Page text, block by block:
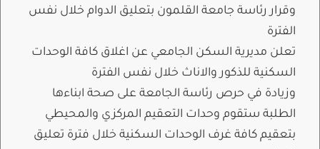
وقرار رئاسة جامعة القلمون بتعليق الدوام خلال نفس
الفترة
تعلن مديرية السكن الجامعي عن اغلاق كافة الوحدات
السكنية للذكور والاناث خلال نفس الفترة
وزيادة في حرص رئاسة الجامعة على صحة ابناءها
الطلبة ستقوم وحدات التعقيم المركزي والمحيطي
بتعقيم كافة غرف الوحدات السكنية خلال فترة تعليق